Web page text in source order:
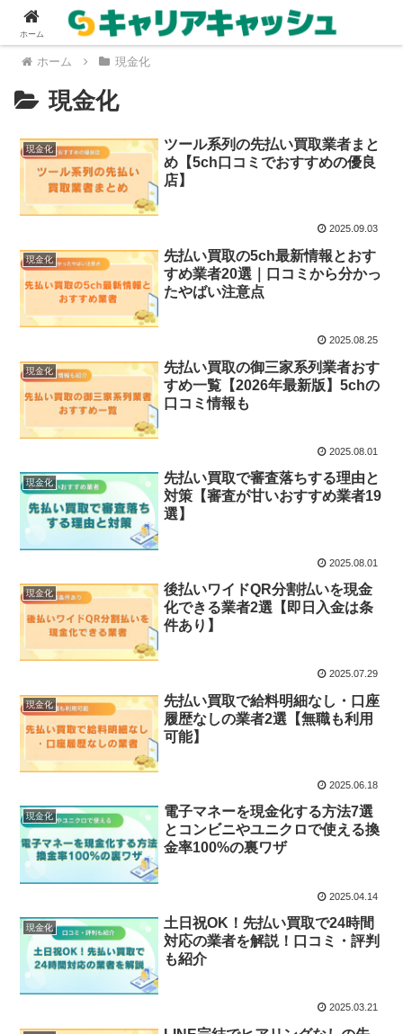
ホーム 現金化
現金化
現金化
ツール系列の先払い買取業者まと
め【5ch口コミでおすすめの優良
店】
2025.09.03
現金化
先払い買取の5ch最新情報とおす
すめ業者20選｜口コミから分かっ
たやばい注意点
2025.08.25
現金化
先払い買取の御三家系列業者おす
すめ一覧【2026年最新版】5chの
口コミ情報も
2025.08.01
現金化
先払い買取で審査落ちする理由と
対策【審査が甘いおすすめ業者19
選】
2025.08.01
現金化
後払いワイドQR分割払いを現金
化できる業者2選【即日入金は条
件あり】
2025.07.29
現金化
先払い買取で給料明細なし・口座
履歴なしの業者2選【無職も利用
可能】
2025.06.18
現金化
電子マネーを現金化する方法7選
とコンビニやユニクロで使える換
金率100%の裏ワザ
2025.04.14
現金化
土日祝OK！先払い買取で24時間
対応の業者を解説！口コミ・評判
も紹介
2025.03.21
ホーム